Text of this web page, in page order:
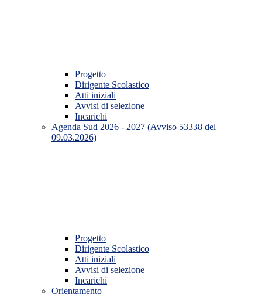
Progetto
Dirigente Scolastico
Atti iniziali
Avvisi di selezione
Incarichi
Agenda Sud 2026 - 2027 (Avviso 53338 del
09.03.2026)
Progetto
Dirigente Scolastico
Atti iniziali
Avvisi di selezione
Incarichi
Orientamento